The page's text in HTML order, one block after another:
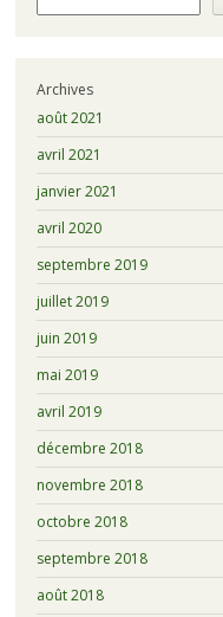
Archives
août 2021
avril 2021
janvier 2021
avril 2020
septembre 2019
juillet 2019
juin 2019
mai 2019
avril 2019
décembre 2018
novembre 2018
octobre 2018
septembre 2018
août 2018